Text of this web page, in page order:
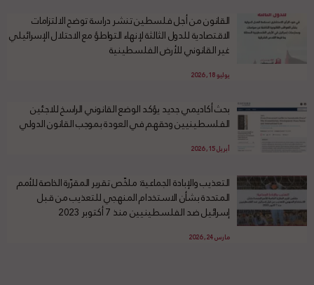
القانون من أجل فلسطين تنشر دراسة توضح الالتزامات
الاقتصادية للدول الثالثة لإنهاء التواطؤ مع الاحتلال الإسرائيلي
غير القانوني للأرض الفلسطينية
يوليو 18, 2026
بحث أكاديمي جديد يؤكد الوضع القانوني الراسخ للاجئين
الفلسطينيين وحقهم في العودة بموجب القانون الدولي
أبريل 15, 2026
التعذيب والإبادة الجماعية: ملخّص تقرير المقرّرة الخاصة للأمم
المتحدة بشأن الاستخدام المنهجي للتعذيب من قبل
إسرائيل ضد الفلسطينيين منذ 7 أكتوبر 2023
مارس 24, 2026